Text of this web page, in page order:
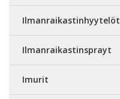
Ilmanraikastinhyytelöt
Ilmanraikastinsprayt
Imurit